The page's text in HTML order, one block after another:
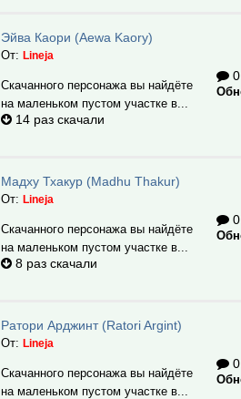
Эйва Каори (Aewa Kaory)
От: Lineja
Скачанного персонажа вы найдёте
на маленьком пустом участке в...
14 раз скачали
Мадху Тхакур (Madhu Thakur)
От: Lineja
Скачанного персонажа вы найдёте
на маленьком пустом участке в...
8 раз скачали
Ратори Арджинт (Ratori Argint)
От: Lineja
Скачанного персонажа вы найдёте
на маленьком пустом участке в...